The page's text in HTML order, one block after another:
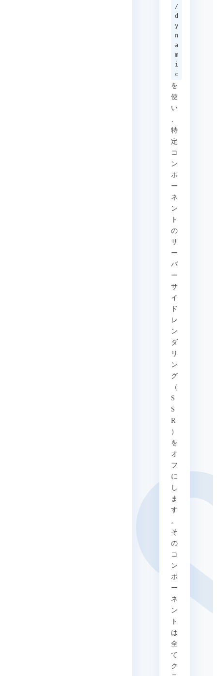
/
d
y
n
a
m
i
c
を
使
い
、
特
定
コ
ン
ポ
ー
ネ
ン
ト
の
サ
ー
バ
ー
サ
イ
ド
レ
ン
ダ
リ
ン
グ
（
S
S
R
）
を
オ
フ
に
し
ま
す
。
そ
の
コ
ン
ポ
ー
ネ
ン
ト
は
全
て
ク